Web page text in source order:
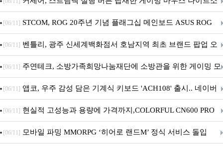
드 v2 와이어리스 SD 출시
[06/11] STCOM, ROG 20주년 기념 플래그십 메인보드 ASUS ROG
Crosshair X870E EDITION 20 국내 출시 예정
[06/11] 벤틀리, 광주 신세계백화점서 호남지역 최초 브랜드 팝업 오
픈
[06/11] 주연테크, 소방가족희망나눔재단에 소방관을 위한 게이밍 모
니터·스마트 펫 침대 기부
[06/11] 앱코, 우주 감성 담은 기계식 키보드 'ACH108' 출시.. 네이버
브랜드데이 기획전 진행
[06/11] 현실적 고성능과 용량에 가격까지,COLORFUL CN600 PRO
M.2 NVMe 디앤디컴 1TB
[06/11] 모바일 파밍 MMORPG ‘히어로 랜드M’ 정식 서비스 돌입